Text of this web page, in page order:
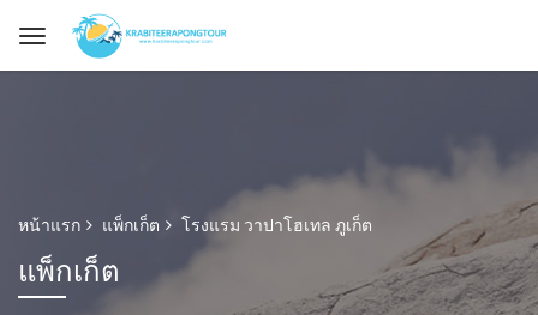
หน้าแรก แพ็กเก็ต โรงแรม วาปาโฮเทล ภูเก็ต
แพ็กเก็ต